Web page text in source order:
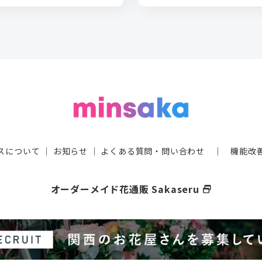
について ｜ お知らせ ｜ よくある質問・問い合わせ ｜機能改
オーダーメイド花通販 Sakaseru select_window